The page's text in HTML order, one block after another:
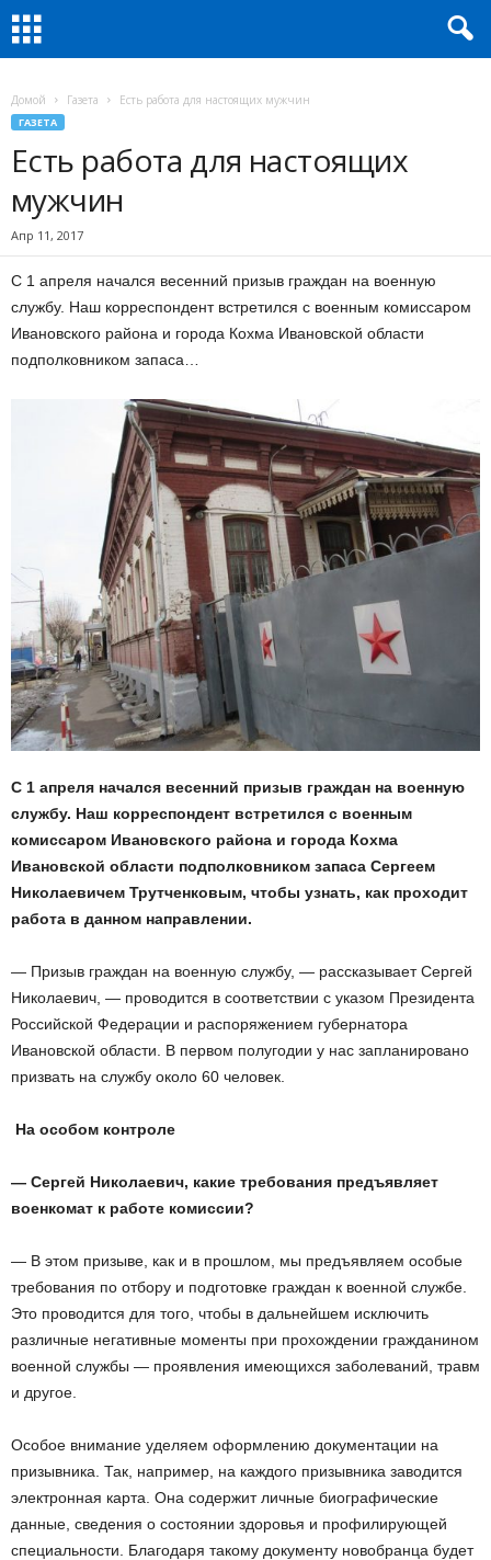
Домой Газета Есть работа для настоящих мужчин
ГАЗЕТА
Есть работа для настоящих
мужчин
Апр 11, 2017
С 1 апреля начался весенний призыв граждан на военную
службу. Наш корреспондент встретился с военным комиссаром
Ивановского района и города Кохма Ивановской области
подполковником запаса…
С 1 апреля начался весенний призыв граждан на военную
службу. Наш корреспондент встретился с военным
комиссаром Ивановского района и города Кохма
Ивановской области подполковником запаса Сергеем
Николаевичем Трутченковым, чтобы узнать, как проходит
работа в данном направлении.
— Призыв граждан на военную службу, — рассказывает Сергей
Николаевич, — проводится в соответствии с указом Президента
Российской Федерации и распоряжением губернатора
Ивановской области. В первом полугодии у нас запланировано
призвать на службу около 60 человек.
На особом контроле
— Сергей Николаевич, какие требования предъявляет
военкомат к работе комиссии?
— В этом призыве, как и в прошлом, мы предъявляем особые
требования по отбору и подготовке граждан к военной службе.
Это проводится для того, чтобы в дальнейшем исключить
различные негативные моменты при прохождении гражданином
военной службы — проявления имеющихся заболеваний, травм
и другое.
Особое внимание уделяем оформлению документации на
призывника. Так, например, на каждого призывника заводится
электронная карта. Она содержит личные биографические
данные, сведения о состоянии здоровья и профилирующей
специальности. Благодаря такому документу новобранца будет